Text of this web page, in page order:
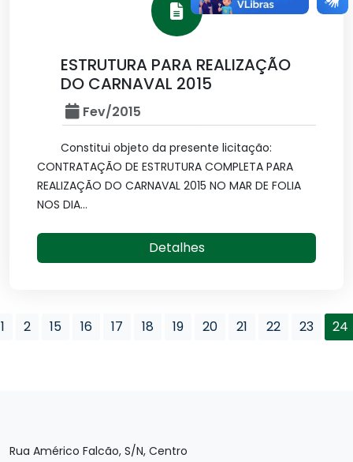
ESTRUTURA PARA REALIZAÇÃO
DO CARNAVAL 2015
Fev/2015
Constitui objeto da presente licitação:
CONTRATAÇÃO DE ESTRUTURA COMPLETA PARA
REALIZAÇÃO DO CARNAVAL 2015 NO MAR DE FOLIA
NOS DIA...
Detalhes
1 2 15 16 17 18 19 20 21 22 23 24
Rua Américo Falcão, S/N, Centro